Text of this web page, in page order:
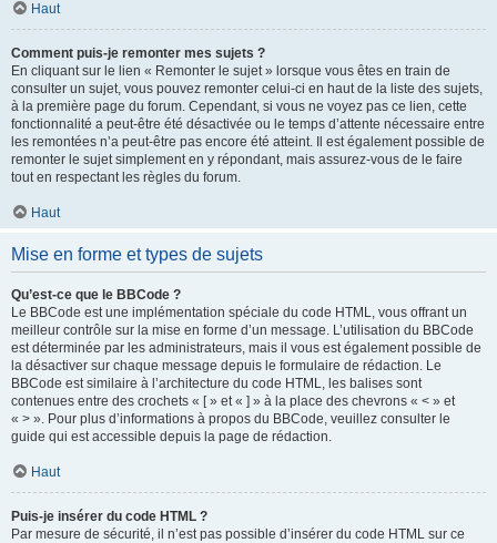
Haut
Comment puis-je remonter mes sujets ?
En cliquant sur le lien « Remonter le sujet » lorsque vous êtes en train de
consulter un sujet, vous pouvez remonter celui-ci en haut de la liste des sujets,
à la première page du forum. Cependant, si vous ne voyez pas ce lien, cette
fonctionnalité a peut-être été désactivée ou le temps d’attente nécessaire entre
les remontées n’a peut-être pas encore été atteint. Il est également possible de
remonter le sujet simplement en y répondant, mais assurez-vous de le faire
tout en respectant les règles du forum.
Haut
Mise en forme et types de sujets
Qu’est-ce que le BBCode ?
Le BBCode est une implémentation spéciale du code HTML, vous offrant un
meilleur contrôle sur la mise en forme d’un message. L’utilisation du BBCode
est déterminée par les administrateurs, mais il vous est également possible de
la désactiver sur chaque message depuis le formulaire de rédaction. Le
BBCode est similaire à l’architecture du code HTML, les balises sont
contenues entre des crochets « [ » et « ] » à la place des chevrons « < » et
« > ». Pour plus d’informations à propos du BBCode, veuillez consulter le
guide qui est accessible depuis la page de rédaction.
Haut
Puis-je insérer du code HTML ?
Par mesure de sécurité, il n’est pas possible d’insérer du code HTML sur ce